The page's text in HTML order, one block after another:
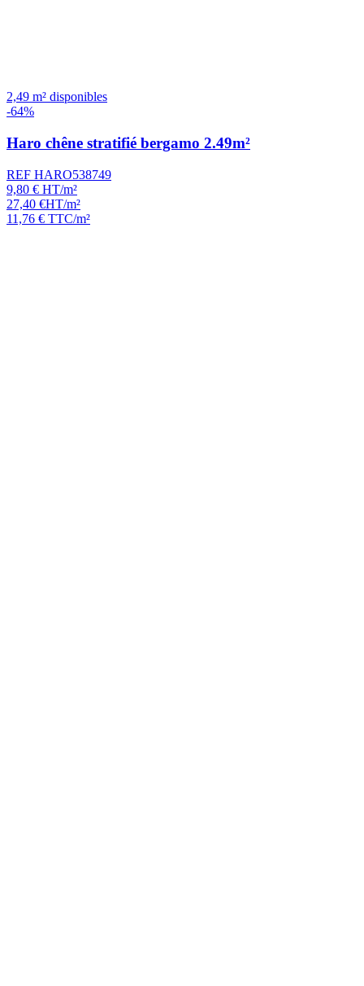
2,49 m² disponibles
-64%
Haro chêne stratifié bergamo 2.49m²
REF HARO538749
9,80 € HT/m²
27,40 €HT/m²
11,76 € TTC/m²